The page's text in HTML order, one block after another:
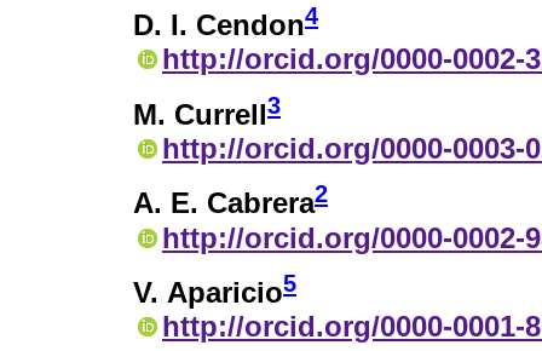
D. I. Cendon4
http://orcid.org/0000-0002-
M. Currell3
http://orcid.org/0000-0003-
A. E. Cabrera2
http://orcid.org/0000-0002-
V. Aparicio5
http://orcid.org/0000-0001-